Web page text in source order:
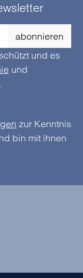
abonnieren
und es
und
.
zur Kenntnis
bin mit ihnen